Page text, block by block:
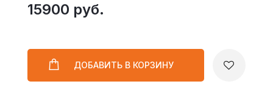
15900 руб.
ДОБАВИТЬ В КОРЗИНУ